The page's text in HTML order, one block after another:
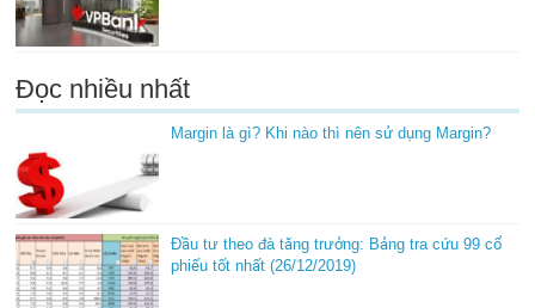
Đọc nhiều nhất
Margin là gì? Khi nào thì nên sử dụng Margin?
Đầu tư theo đà tăng trưởng: Bảng tra cứu 99 cổ
phiếu tốt nhất (26/12/2019)